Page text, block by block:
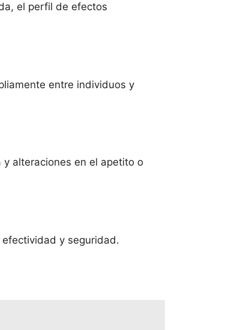
el perfil de efectos
entre individuos y
alteraciones en el apetito o
y seguridad.